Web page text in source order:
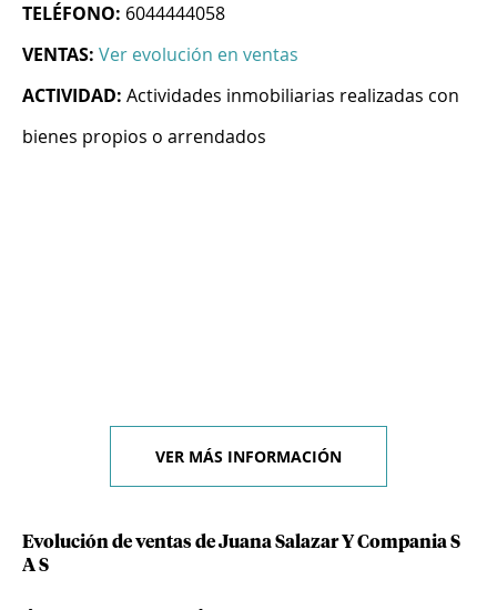
TELÉFONO: 6044444058
VENTAS: Ver evolución en ventas
ACTIVIDAD: Actividades inmobiliarias realizadas con
bienes propios o arrendados
VER MÁS INFORMACIÓN
Evolución de ventas de Juana Salazar Y Compania S
A S